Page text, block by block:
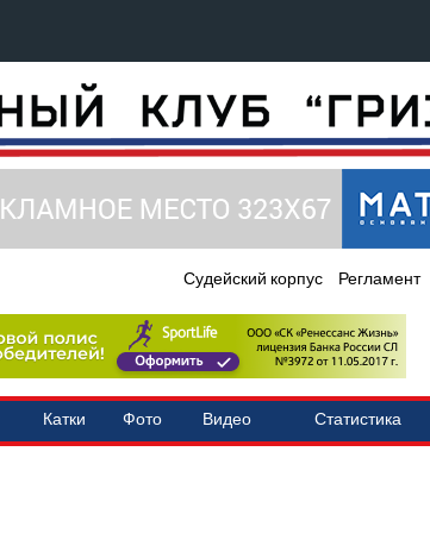
Судейский корпус Регламент
Катки Фото Видео Статистика